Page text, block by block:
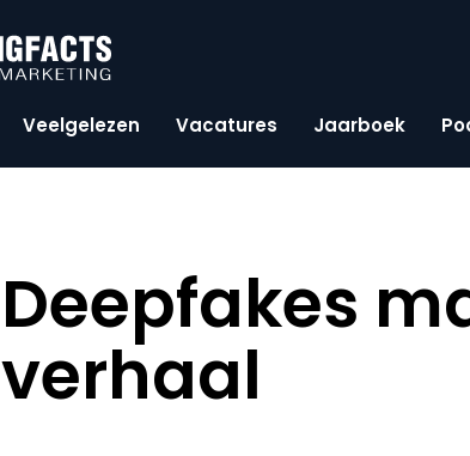
Veelgelezen Vacatures Jaarboek
Deepfakes
verhaal